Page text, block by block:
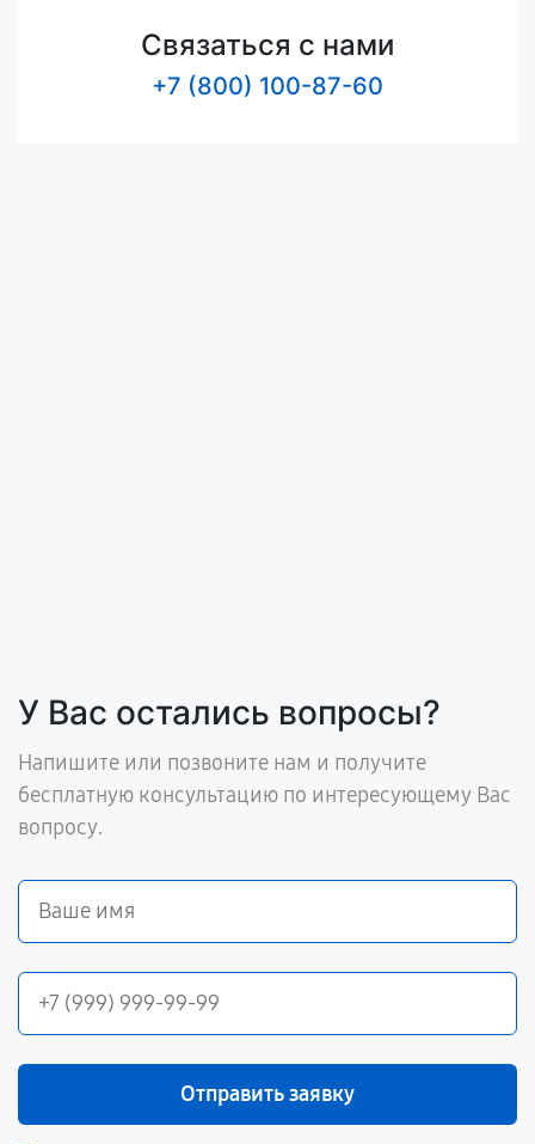
Связаться с нами
+7 (800) 100-87-60
У Вас остались вопросы?
Напишите или позвоните нам и получите
бесплатную консультацию по интересующему Вас
вопросу.
Отправить заявку